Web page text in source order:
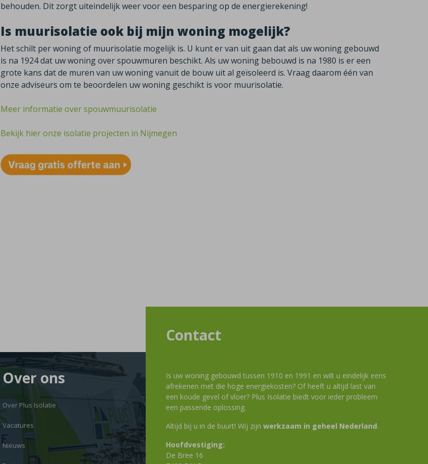
behouden. Dit zorgt uiteindelijk weer voor een besparing op de energierekening!
Is muurisolatie ook bij mijn woning mogelijk?
Het schilt per woning of muurisolatie mogelijk is. U kunt er van uit gaan dat als uw woning gebouwd
is na 1924 dat uw woning over spouwmuren beschikt. Als uw woning bebouwd is na 1980 is er een
grote kans dat de muren van uw woning vanuit de bouw uit al geïsoleerd is. Vraag daarom één van
onze adviseurs om te beoordelen uw woning geschikt is voor muurisolatie.
Meer informatie over spouwmuurisolatie
Bekijk hier onze isolatie projecten in Nijmegen
Over ons
Over Plus Isolatie
Vacatures
Nieuws
Contact
Is uw woning gebouwd tussen 1910 en 1991 en wilt u eindelijk eens
afrekenen met die hoge energiekosten? Of heeft u altijd last van
een koude gevel of vloer? Plus Isolatie biedt voor ieder probleem
een passende oplossing.
Altijd bij u in de buurt! Wij zijn werkzaam in geheel Nederland.
Hoofdvestiging:
De Bree 16